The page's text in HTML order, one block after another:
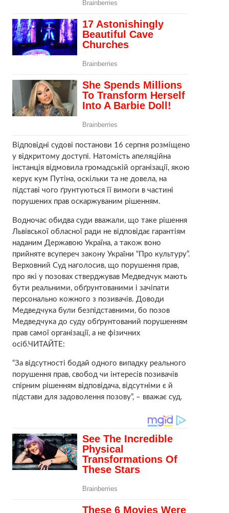
Відповідні судові постанови 16 серпня розміщено
у відкритому доступі. Натомість апеляційна
інстанція відмовила громадській організації, якою
керує кум Путіна, оскільки та не довела, на
підставі чого ґрунтуються її вимоги в частині
порушених прав оскаржуваним рішенням.
Водночас обидва суди вважали, що таке рішення
Львівської обласної ради не відповідає гарантіям
наданим Державою Україна, а також воно
прийняте всупереч закону України “Про культуру”.
Верховний Суд наголосив, що порушення прав,
про які у позовах стверджував Медведчук мають
бути реальними, обґрунтованими і зачіпати
персонально кожного з позивачів. Доводи
Медведчука були безпідставними, бо позов
Медведчука до суду обґрунтований порушенням
прав самої організації, а не фізичних
осіб.ЧИТАЙТЕ:
“За відсутності бодай одного випадку реального
порушення прав, свобод чи інтересів позивачів
спірним рішенням відповідача, відсутніми є й
підстави для задоволення позову”, – вважає суд.